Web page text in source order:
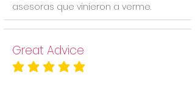
asesoras que vinieron a verme.
Great Advice
la calificación promedio es 5 de 5